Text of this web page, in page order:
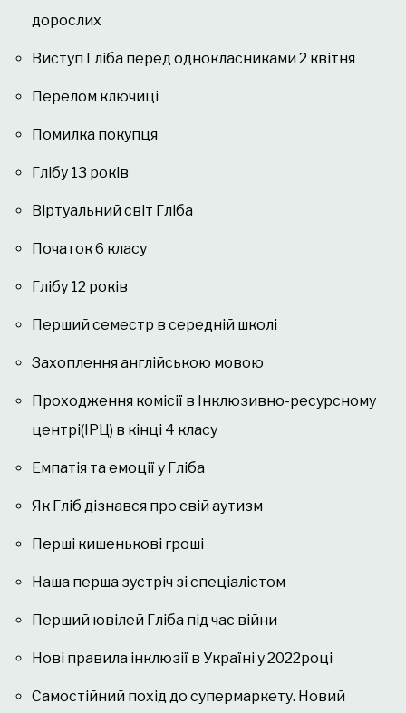
дорослих
Виступ Гліба перед однокласниками 2 квітня
Перелом ключиці
Помилка покупця
Глібу 13 років
Віртуальний світ Гліба
Початок 6 класу
Глібу 12 років
Перший семестр в середній школі
Захоплення англійською мовою
Проходження комісії в Інклюзивно-ресурсному
центрі(ІРЦ) в кінці 4 класу
Емпатія та емоції у Гліба
Як Гліб дізнався про свій аутизм
Перші кишенькові гроші
Наша перша зустріч зі спеціалістом
Перший ювілей Гліба під час війни
Нові правила інклюзії в Україні у 2022році
Самостійний похід до супермаркету. Новий